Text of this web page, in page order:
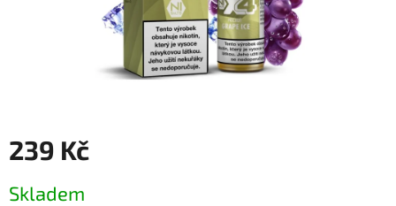
239 Kč
cena:
Skladem